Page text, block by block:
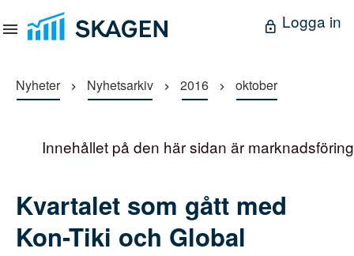
Logga in
Nyheter Nyhetsarkiv 2016 oktober
Innehållet på den här sidan är marknadsföring
Kvartalet som gått med
Kon-Tiki och Global